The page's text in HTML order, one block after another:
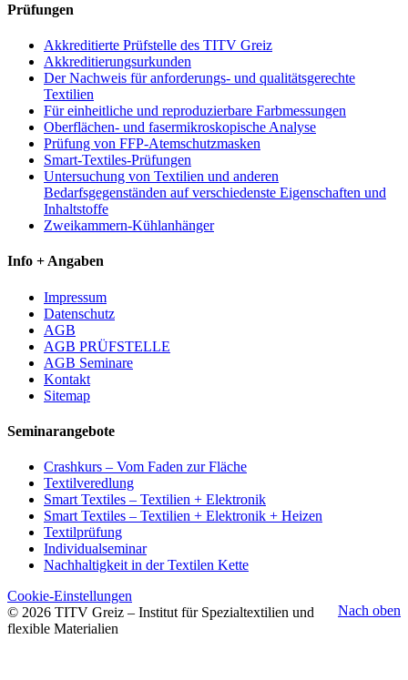
Prüfungen
Akkreditierte Prüfstelle des TITV Greiz
Akkreditierungsurkunden
Der Nachweis für anforderungs- und qualitätsgerechte
Textilien
Für einheitliche und reproduzierbare Farbmessungen
Oberflächen- und fasermikroskopische Analyse
Prüfung von FFP-Atemschutzmasken
Smart-Textiles-Prüfungen
Untersuchung von Textilien und anderen
Bedarfsgegenständen auf verschiedenste Eigenschaften und
Inhaltstoffe
Zweikammern-Kühlanhänger
Info + Angaben
Impressum
Datenschutz
AGB
AGB PRÜFSTELLE
AGB Seminare
Kontakt
Sitemap
Seminarangebote
Crashkurs – Vom Faden zur Fläche
Textilveredlung
Smart Textiles – Textilien + Elektronik
Smart Textiles – Textilien + Elektronik + Heizen
Textilprüfung
Individualseminar
Nachhaltigkeit in der Textilen Kette
Nach oben
Cookie-Einstellungen
© 2026 TITV Greiz – Institut für Spezialtextilien und
flexible Materialien